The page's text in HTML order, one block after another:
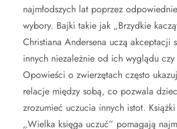
najmłodszych lat poprzez
wybory. Bajki takie jak „Brzydkie
Christiana Andersena uczą akceptacji
innych niezależnie od ich wyglądu
Opowieści o zwierzętach często
relacje między sobą, co pozwala
zrozumieć uczucia innych istot.
„Wielka księga uczuć” pomagają